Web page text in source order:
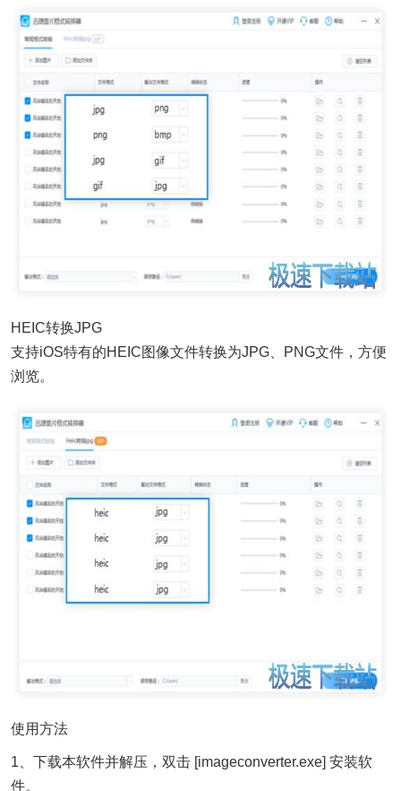
HEIC转换JPG
支持iOS特有的HEIC图像文件转换为JPG、PNG文件，方便
浏览。
使用方法
1、下载本软件并解压，双击 [imageconverter.exe] 安装软
件。